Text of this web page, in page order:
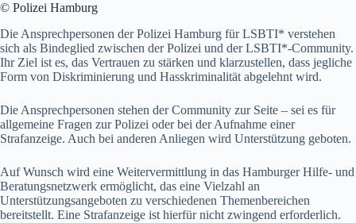
© Polizei Hamburg
Die Ansprechpersonen der Polizei Hamburg für LSBTI* verstehen
sich als Bindeglied zwischen der Polizei und der LSBTI*-Community.
Ihr Ziel ist es, das Vertrauen zu stärken und klarzustellen, dass jegliche
Form von Diskriminierung und Hasskriminalität abgelehnt wird.
Die Ansprechpersonen stehen der Community zur Seite – sei es für
allgemeine Fragen zur Polizei oder bei der Aufnahme einer
Strafanzeige. Auch bei anderen Anliegen wird Unterstützung geboten.
Auf Wunsch wird eine Weitervermittlung in das Hamburger Hilfe- und
Beratungsnetzwerk ermöglicht, das eine Vielzahl an
Unterstützungsangeboten zu verschiedenen Themenbereichen
bereitstellt. Eine Strafanzeige ist hierfür nicht zwingend erforderlich.